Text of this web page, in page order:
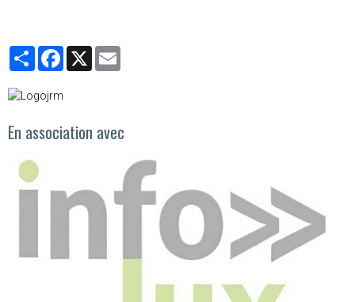
PartagerFacebook
X
En association avec